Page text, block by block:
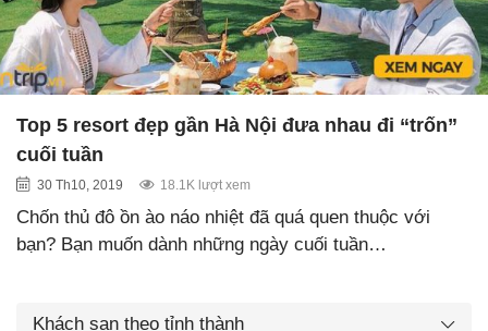
Top 5 resort đẹp gần Hà Nội đưa nhau đi “trốn”
cuối tuần
30 Th10, 2019 18.1K lượt xem
Chốn thủ đô ồn ào náo nhiệt đã quá quen thuộc với
bạn? Bạn muốn dành những ngày cuối tuần…
Khách sạn theo tỉnh thành